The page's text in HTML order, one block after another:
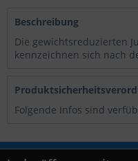
Beschreibung
Die gewichtsreduzierten
kennzeichnen sich nach
Folgende Infos sind